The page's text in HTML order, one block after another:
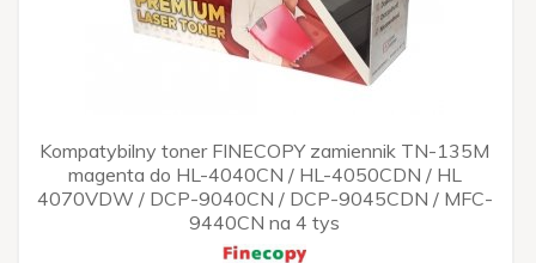
Kompatybilny toner FINECOPY zamiennik TN-135M
magenta do HL-4040CN / HL-4050CDN / HL
4070VDW / DCP-9040CN / DCP-9045CDN / MFC-
9440CN na 4 tys